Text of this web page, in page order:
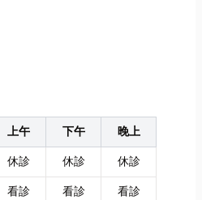
上午 下午
晚上
休診 休診
休診
看診 看診
看診